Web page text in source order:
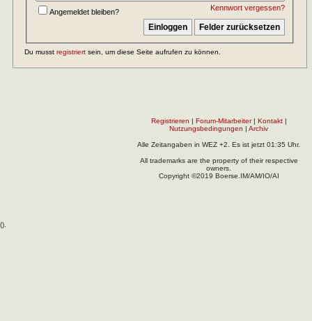
Kennwort vergessen?
Angemeldet bleiben?
Du musst registriert sein, um diese Seite aufrufen zu können.
Registrieren | Forum-Mitarbeiter| Kontakt|
Nutzungsbedingungen | Archiv
Alle Zeitangaben in WEZ +2. Es ist jetzt 01:35 Uhr.
All trademarks are the property of their respective
owners.
Copyright ©2019 Boerse.IM/AM/IO/AI
().